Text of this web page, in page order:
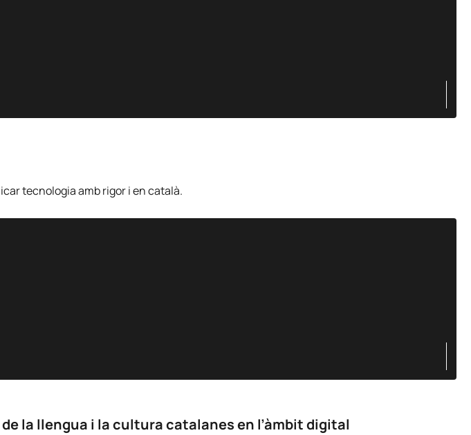
tecnologia amb rigor i en català.
la llengua i la cultura catalanes en l’àmbit digital